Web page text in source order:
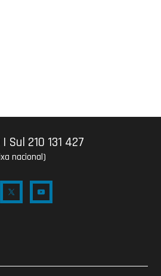
| Sul 210 131 427
nacional)